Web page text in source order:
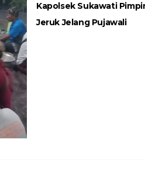
Kapolsek Sukawati
Jeruk Jelang Pujawali